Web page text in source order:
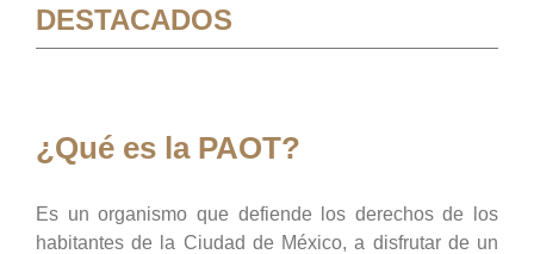
DESTACADOS
¿Qué es la PAOT?
Es un organismo que defiende los derechos de los
habitantes de la Ciudad de México, a disfrutar de un